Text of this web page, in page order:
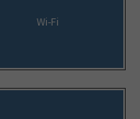
Wi-Fi